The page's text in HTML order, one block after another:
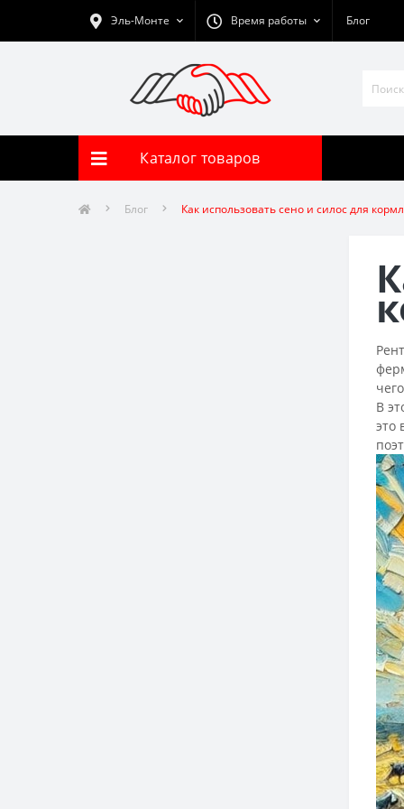
Эль-Монте Время работы Блог
Каталог товаров
Блог Как использовать сено и силос для
В
это